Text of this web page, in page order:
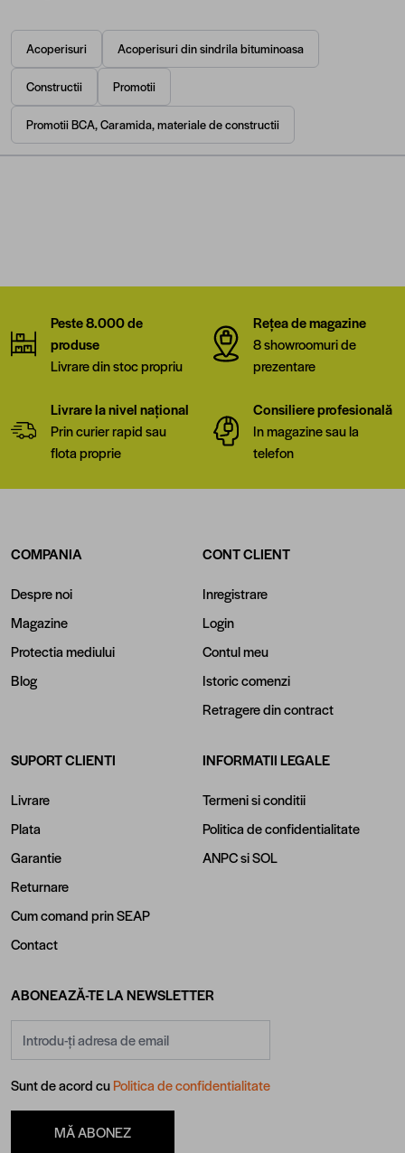
Acoperisuri Acoperisuri din sindrila bituminoasa
Constructii Promotii
Promotii BCA, Caramida, materiale de constructii
Peste 8.000 de
produse
Livrare din stoc propriu
Rețea de magazine
8 showroomuri de
prezentare
Livrare la nivel național
Prin curier rapid sau
flota proprie
Consiliere profesională
In magazine sau la
telefon
COMPANIA
Despre noi
Magazine
Protectia mediului
Blog
CONT CLIENT
Inregistrare
Login
Contul meu
Istoric comenzi
Retragere din contract
SUPORT CLIENTI
Livrare
Plata
Garantie
Returnare
Cum comand prin SEAP
Contact
INFORMATII LEGALE
Termeni si conditii
Politica de confidentialitate
ANPCsiSOL
ABONEAZĂ-TE LA NEWSLETTER
Sunt de acord cuPolitica de confidentialitate
MĂ ABONEZ